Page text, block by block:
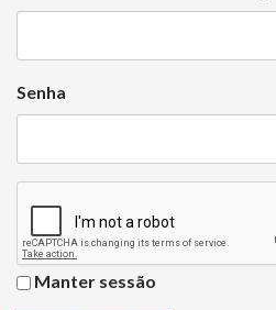
Senha
Manter sessão